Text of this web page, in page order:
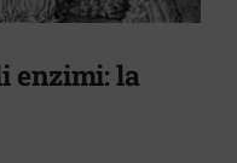
enzimi: la